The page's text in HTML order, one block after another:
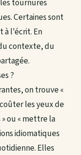
tournures
Certaines sont
l'écrit. En
contexte, du
?
on trouve «
les yeux de
ou « mettre la
idiomatiques
Elles